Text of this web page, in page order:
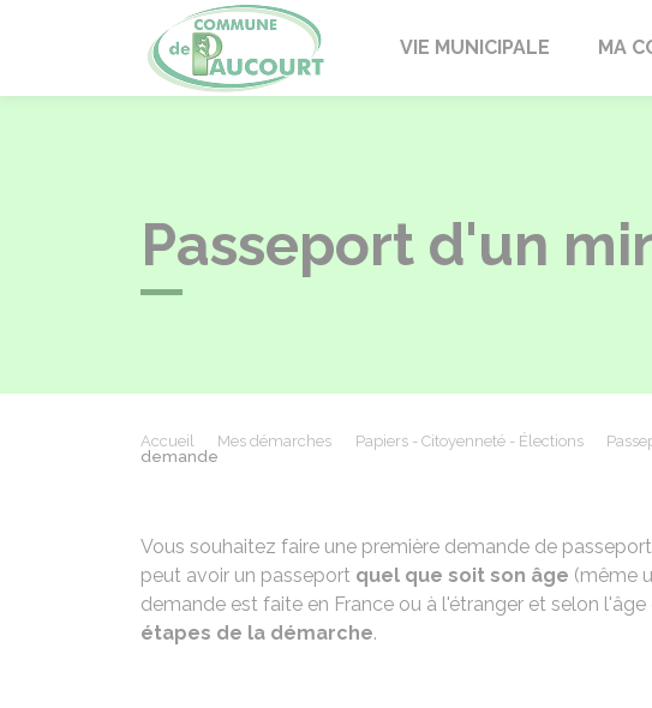
PaucourtVIE MUNICIPALE MA
Passeport d'un
Accueil Mes démarches Papiers - Citoyenneté - Élections
demande
Vous souhaitez faire une première demande de passeport
peut avoir un passeport quel que soit son âge (même
demande est faite en France ou à l'étranger et selon
étapes de la démarche.